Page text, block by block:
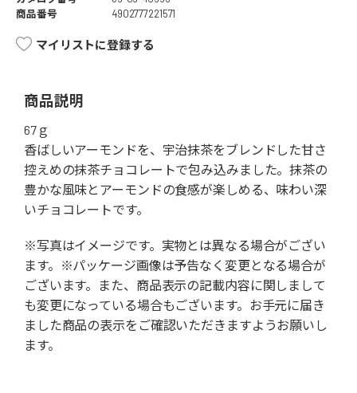
商品番号
4902777221571
マイリストに登録する
商品説明
67ｇ
香ばしいアーモンドを、宇治抹茶をブレンドした甘さ
控えめの抹茶チョコレートで包み込みました。抹茶の
豊かな風味とアーモンドの食感が楽しめる、味わい深
いチョコレートです。
※写真はイメージです。実物とは異なる場合がござい
ます。※パッケージ画像は予告なく変更となる場合が
ございます。また、商品表示の記載内容に関しまして
も変更になっている場合もございます。お手元に届き
ました商品の表示をご確認いただきますようお願いし
ます。